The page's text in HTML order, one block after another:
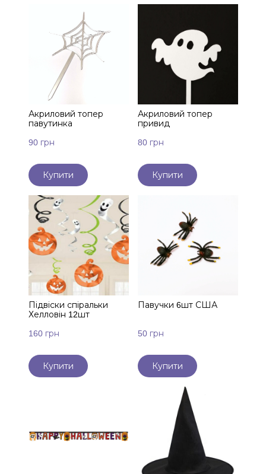
Акриловий топер
павутинка
90 грн
Купити
Акриловий топер
привид
80 грн
Купити
Підвіски спіральки
Хелловін 12шт
160 грн
Купити
Павучки 6шт США
50 грн
Купити